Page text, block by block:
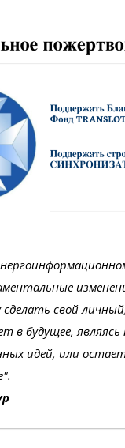
сделать свой
в будущее,
идей, или